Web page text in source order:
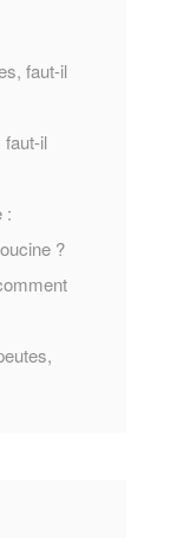
faut-il
faut-il
:
?